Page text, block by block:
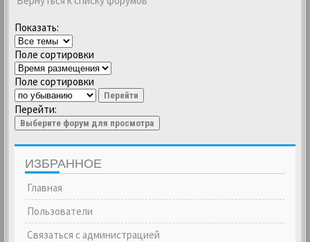
Показать:
Поле сортировки
Поле сортировки
Перейти
Перейти:
Выберите форум для просмотра
ИЗБРАННОЕ
Главная
Пользователи
Связаться с администрацией